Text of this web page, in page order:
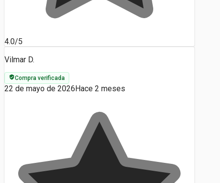
4.0/5
Vilmar D.
Compra verificada
22 de mayo de 2026Hace 2 meses